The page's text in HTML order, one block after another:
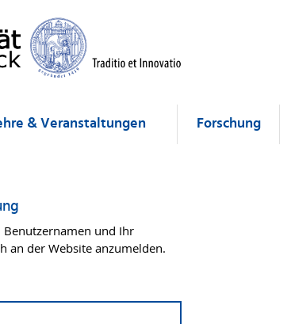
& Veranstaltungen Forschung
Benutzernamen und Ihr
an der Website anzumelden.